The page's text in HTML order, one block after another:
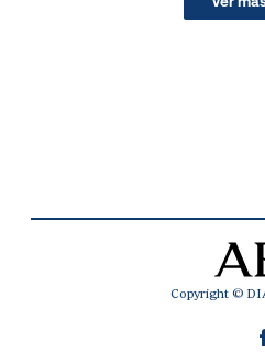
Copyright ©